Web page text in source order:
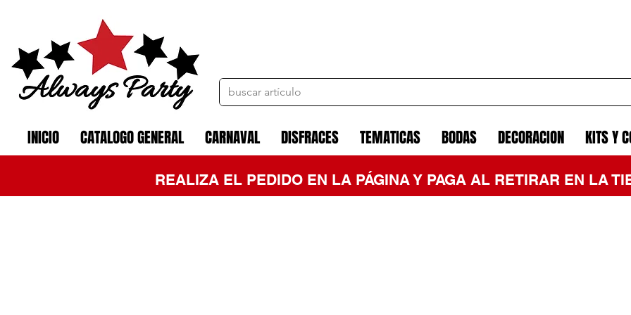
INICIO CATALOGO GENERAL CARNAVAL DISFRACES TEMATICAS BODAS DECORACION KITS Y
REALIZA EL PEDIDO EN LA PÁGINA Y PAGA AL RETIRAR EN LA